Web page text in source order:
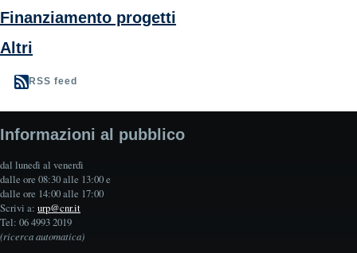
Finanziamento progetti
Altri
RSS feed
Informazioni al pubblico
dal lunedì al venerdì
dalle ore 08:30 alle 13:00 e
dalle ore 14:00 alle 17:00
Scrivi a: urp@cnr.it
Tel: 06 4993 2019
(ricerca automatica)